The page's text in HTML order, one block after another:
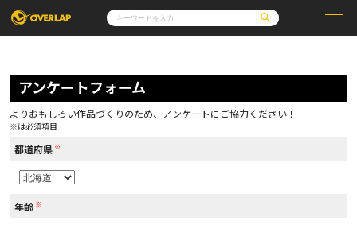
コミック
コミックガルド
コミッククリエ
LiQulle
ラブパルフェ
ライトノベル
ロサージュノベルス
その他
コミックエッセイ
通販・NEWS
OVERLAP STORE
アクセス
オーバーラップホールディングス
アンケートフォーム
よりおもしろい作品づくりのため、アンケートにご協力ください！
※は必須項目
都道府県 ※
年齢 ※